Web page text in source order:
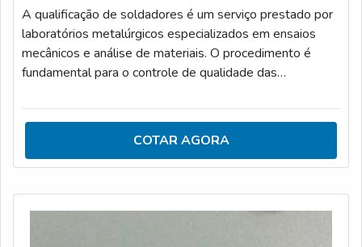
A qualificação de soldadores é um serviço prestado por
laboratórios metalúrgicos especializados em ensaios
mecânicos e análise de materiais. O procedimento é
fundamental para o controle de qualidade das
qualidade.Indústrias ou órgãos responsáveis por
do serviço de qualificação para assegurar e manter o
desempenho de seu trabalho. Por isso, os laboratórios
COTAR AGORA